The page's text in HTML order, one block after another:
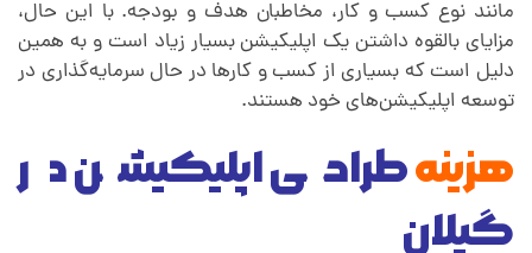
مانند نوع کسب و کار، مخاطبان هدف و بودجه. با این حال،
مزایای بالقوه داشتن یک اپلیکیشن بسیار زیاد است و به همین
دلیل است که بسیاری از کسب و کارها در حال سرمایه‌گذاری در
توسعه اپلیکیشن‌های خود هستند.
هزینهطراحی اپلیکیشن در
گیلان